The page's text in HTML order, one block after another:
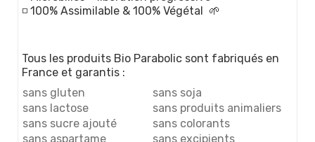
◽ 100% Assimilable & 100% Végétal 🌱
Tous les produits Bio Parabolic sont fabriqués en
France et garantis :
sans gluten
sans soja
sans lactose
sans produits animaliers
sans sucre ajouté
sans colorants
sans aspartame
sans excipients